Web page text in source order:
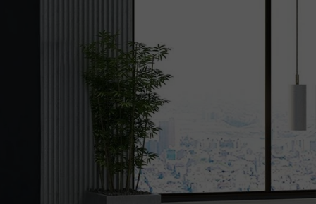
Criminal Defense Blog
AI Legal Insights